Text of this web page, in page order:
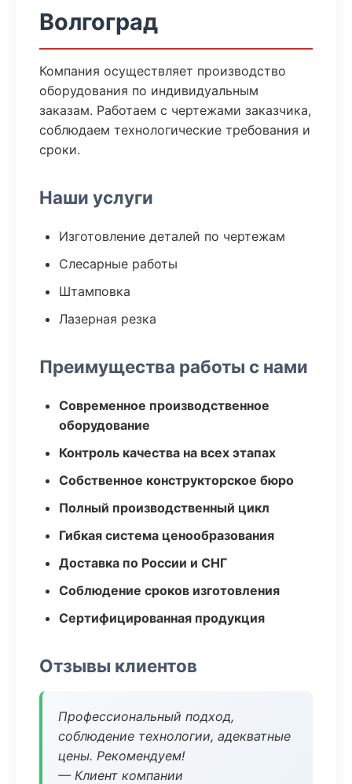
Волгоград
Компания осуществляет производство
оборудования по индивидуальным
заказам. Работаем с чертежами заказчика,
соблюдаем технологические требования и
сроки.
Наши услуги
Изготовление деталей по чертежам
Слесарные работы
Штамповка
Лазерная резка
Преимущества работы с нами
Современное производственное
оборудование
Контроль качества на всех этапах
Собственное конструкторское бюро
Полный производственный цикл
Гибкая система ценообразования
Доставка по России и СНГ
Соблюдение сроков изготовления
Сертифицированная продукция
Отзывы клиентов
Профессиональный подход,
соблюдение технологии, адекватные
цены. Рекомендуем!
— Клиент компании